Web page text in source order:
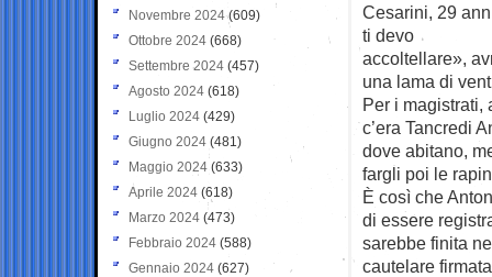
Cesarini, 29
ti devo
accoltellare»,
una lama di
Per i magistrati,
c’era Tancredi
dove abitano,
fargli poi le
È così che
di essere
sarebbe finita
cautelare firmata
Novembre 2024(609)
Ottobre 2024 (668)
Settembre 2024 (457)
Agosto 2024 (618)
Luglio 2024 (429)
Giugno 2024 (481)
Maggio 2024 (633)
Aprile 2024 (618)
Marzo 2024 (473)
Febbraio 2024 (588)
Gennaio 2024 (627)